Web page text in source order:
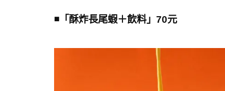
◾️「酥炸長尾蝦＋飲料」70元